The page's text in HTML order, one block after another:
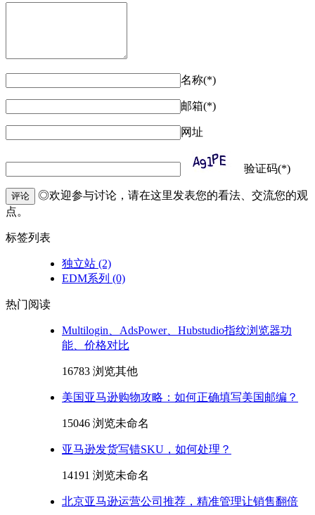
名称(*)
邮箱(*)
网址
验证码(*)
评论
◎欢迎参与讨论，请在这里发表您的看法、交流您的观
点。
标签列表
独立站 (2)
EDM系列 (0)
热门阅读
Multilogin、AdsPower、Hubstudio指纹浏览器功
能、价格对比
16783 浏览其他
美国亚马逊购物攻略：如何正确填写美国邮编？
15046 浏览未命名
亚马逊发货写错SKU，如何处理？
14191 浏览未命名
北京亚马逊运营公司推荐，精准管理让销售翻倍